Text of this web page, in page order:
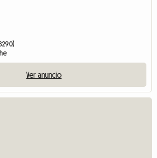
Ver anuncio